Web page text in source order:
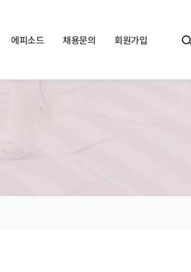
에피소드 채용문의 회원가입